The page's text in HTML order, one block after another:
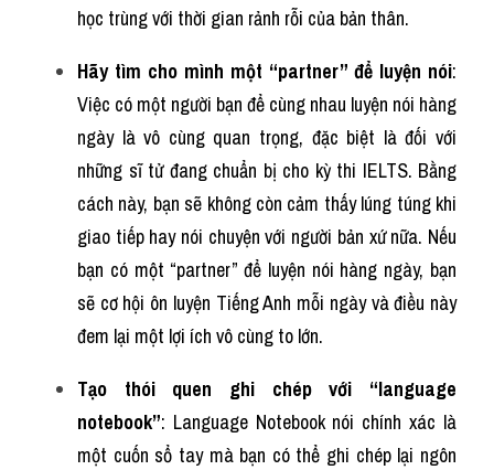
học trùng với thời gian rảnh rỗi của bản thân.
Hãy tìm cho mình một “partner” để luyện nói:
Việc có một người bạn để cùng nhau luyện nói hàng
ngày là vô cùng quan trọng, đặc biệt là đối với
những sĩ tử đang chuẩn bị cho kỳ thi IELTS. Bằng
cách này, bạn sẽ không còn cảm thấy lúng túng khi
giao tiếp hay nói chuyện với người bản xứ nữa. Nếu
bạn có một “partner” để luyện nói hàng ngày, bạn
sẽ cơ hội ôn luyện Tiếng Anh mỗi ngày và điều này
đem lại một lợi ích vô cùng to lớn.
Tạo thói quen ghi chép với “language
notebook”: Language Notebook nói chính xác là
một cuốn sổ tay mà bạn có thể ghi chép lại ngôn